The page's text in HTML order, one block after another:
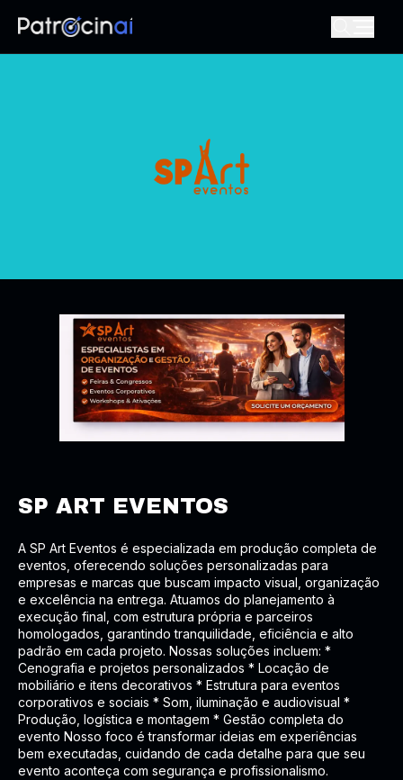
SP ART EVENTOS
A SP Art Eventos é especializada em produção completa de
eventos, oferecendo soluções personalizadas para
empresas e marcas que buscam impacto visual, organização
e excelência na entrega. Atuamos do planejamento à
execução final, com estrutura própria e parceiros
homologados, garantindo tranquilidade, eficiência e alto
padrão em cada projeto. Nossas soluções incluem: *
Cenografia e projetos personalizados * Locação de
mobiliário e itens decorativos * Estrutura para eventos
corporativos e sociais * Som, iluminação e audiovisual *
Produção, logística e montagem * Gestão completa do
evento Nosso foco é transformar ideias em experiências
bem executadas, cuidando de cada detalhe para que seu
evento aconteça com segurança e profissionalismo.